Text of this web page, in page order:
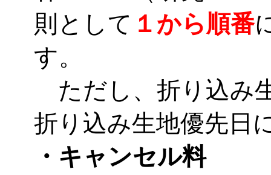
則として １から順番
す。
ただし、折り込み
折り込み生地優先日
・キャンセル料